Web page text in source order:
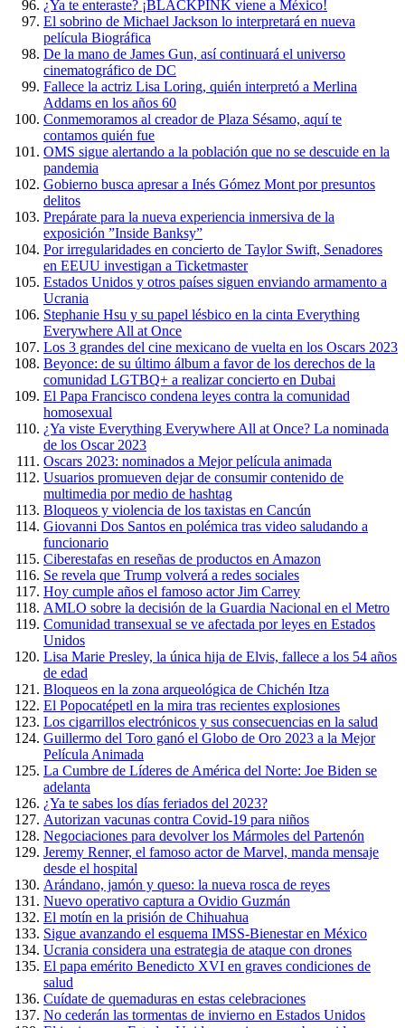
¿Ya te enteraste? ¡BLACKPINK viene a México!
El sobrino de Michael Jackson lo interpretará en nueva
película Biográfica
De la mano de James Gun, así continuará el universo
cinematográfico de DC
Fallece la actriz Lisa Loring, quién interpretó a Merlina
Addams en los años 60
Conmemoramos al creador de Plaza Sésamo, aquí te
contamos quién fue
OMS sigue alertando a la población que no se descuide en la
pandemia
Gobierno busca apresar a Inés Gómez Mont por presuntos
delitos
Prepárate para la nueva experiencia inmersiva de la
exposición ”Inside Banksy”
Por irregularidades en concierto de Taylor Swift, Senadores
en EEUU investigan a Ticketmaster
Estados Unidos y otros países siguen enviando armamento a
Ucrania
Stephanie Hsu y su papel lésbico en la cinta Everything
Everywhere All at Once
Los 3 grandes del cine mexicano de vuelta en los Oscars 2023
Beyonce: de su último álbum a favor de los derechos de la
comunidad LGTBQ+ a realizar concierto en Dubai
El Papa Francisco condena leyes contra la comunidad
homosexual
¿Ya viste Everything Everywhere All at Once? La nominada
de los Oscar 2023
Oscars 2023: nominados a Mejor película animada
Usuarios promueven dejar de consumir contenido de
multimedia por medio de hashtag
Bloqueos y violencia de los taxistas en Cancún
Giovanni Dos Santos en polémica tras video saludando a
funcionario
Ciberestafas en reseñas de productos en Amazon
Se revela que Trump volverá a redes sociales
Hoy cumple años el famoso actor Jim Carrey
AMLO sobre la decisión de la Guardia Nacional en el Metro
Comunidad transexual se ve afectada por leyes en Estados
Unidos
Lisa Marie Presley, la única hija de Elvis, fallece a los 54 años
de edad
Bloqueos en la zona arqueológica de Chichén Itza
El Popocatépetl en la mira tras recientes explosiones
Los cigarrillos electrónicos y sus consecuencias en la salud
Guillermo del Toro ganó el Globo de Oro 2023 a la Mejor
Película Animada
La Cumbre de Líderes de América del Norte: Joe Biden se
adelanta
¿Ya te sabes los días feriados del 2023?
Autorizan vacunas contra Covid-19 para niños
Negociaciones para devolver los Mármoles del Partenón
Jeremy Renner, el famoso actor de Marvel, manda mensaje
desde el hospital
Arándano, jamón y queso: la nueva rosca de reyes
Nuevo operativo captura a Ovidio Guzmán
El motín en la prisión de Chihuahua
Sigue avanzando el esquema IMSS-Bienestar en México
Ucrania considera una estrategia de ataque con drones
El papa emérito Benedicto XVI en graves condiciones de
salud
Cuídate de quemaduras en estas celebraciones
No cederán las tormentas de invierno en Estados Unidos